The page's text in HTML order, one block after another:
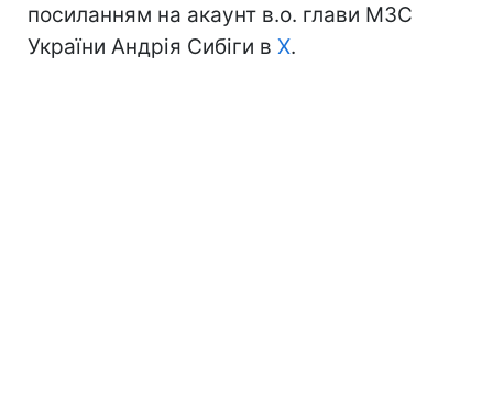
посиланням на акаунт в.о. глави МЗС
України Андрія Сибіги в Х.